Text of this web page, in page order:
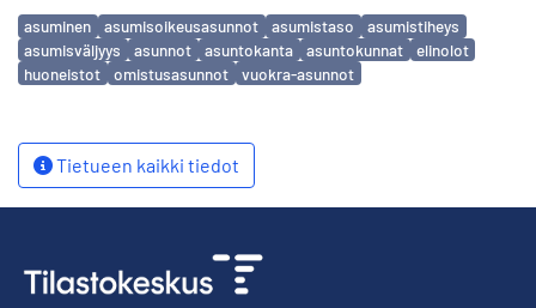
Avainsanat
asuminen asumisoikeusasunnot asumistaso
asumistiheys
asumisväljyys
asunnot asuntokanta asuntokunnat
elinolot
huoneistot
omistusasunnot vuokra-asunnot
Tietueen kaikki tiedot